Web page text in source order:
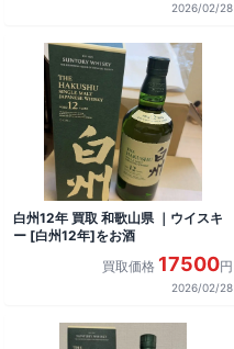
2026/02/28
白州12年 買取 和歌山県 ｜ウイスキ
ー [白州12年]をお酒
買取価格 17500円
2026/02/28